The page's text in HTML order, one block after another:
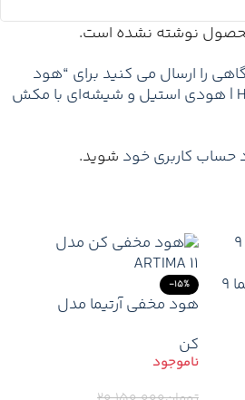
نوشته نشده است.
را ارسال می کنید برای “هود
شومینه‌ای اخوان مدل H26 | هودی استیل و شیشه‌ای با مکش
حساب کاربری خود شوید.
هود آشپزخانه مخفی آرتیما ۹
-15%
هود مخفی آرتیما مدل
سانتی‌متر، کلید لمسی و موتور
نسوز
کن